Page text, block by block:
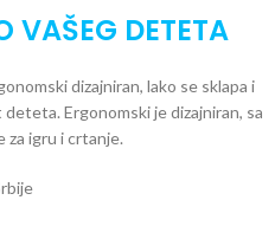
VAŠEG DETETA
dizajniran, lako se sklapa i
Ergonomski je dizajniran, sa
za igru i crtanje.